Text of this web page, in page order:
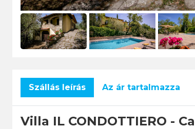
Szállás leírás Az ár tartalmazza
Villa IL CONDOTTIERO -